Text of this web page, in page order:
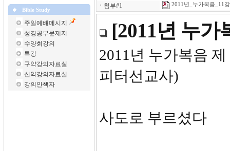
Bible Study
주일예배메시지
성경공부문제지
수양회강의
특강
구약강의자료실
신약강의자료실
강의안책자
ㆍ 첨부#1 2011년_누가복음_11
[2011년 누가
2011년
피터선교사)
사도로 부르셨다